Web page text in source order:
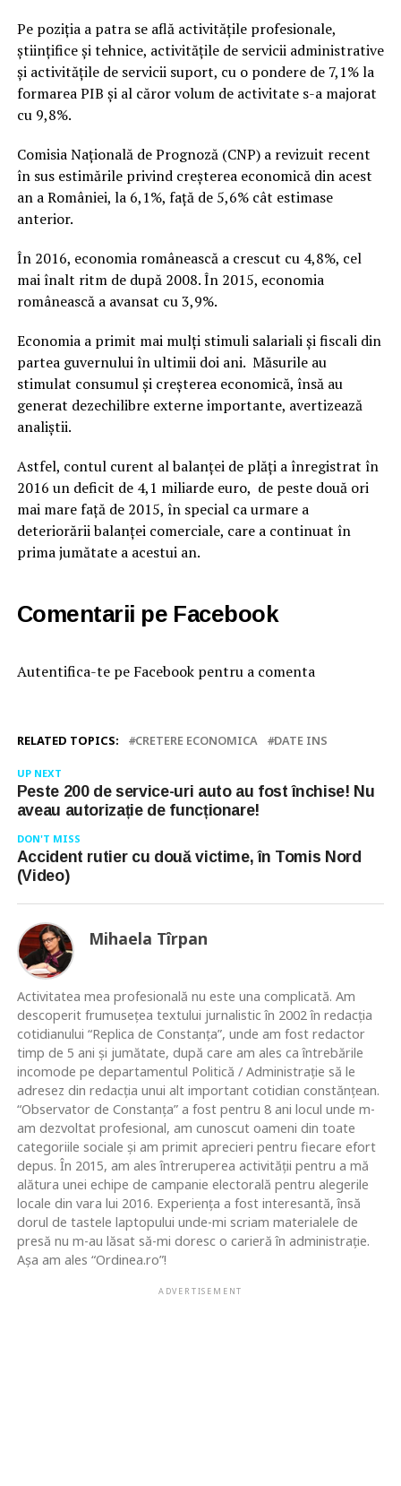
Pe poziţia a patra se află activităţile profesionale,
ştiinţifice şi tehnice, activităţile de servicii administrative
şi activităţile de servicii suport, cu o pondere de 7,1% la
formarea PIB şi al căror volum de activitate s-a majorat
cu 9,8%.
Comisia Naţională de Prognoză (CNP) a revizuit recent
în sus estimările privind creşterea economică din acest
an a României, la 6,1%, faţă de 5,6% cât estimase
anterior.
În 2016, economia românească a crescut cu 4,8%, cel
mai înalt ritm de după 2008. În 2015, economia
românească a avansat cu 3,9%.
Economia a primit mai mulţi stimuli salariali şi fiscali din
partea guvernului în ultimii doi ani. Măsurile au
stimulat consumul şi creşterea economică, însă au
generat dezechilibre externe importante, avertizează
analiştii.
Astfel, contul curent al balanţei de plăţi a înregistrat în
2016 un deficit de 4,1 miliarde euro, de peste două ori
mai mare faţă de 2015, în special ca urmare a
deteriorării balanţei comerciale, care a continuat în
prima jumătate a acestui an.
Comentarii pe Facebook
Autentifica-te pe Facebook pentru a comenta
RELATED TOPICS: CRETERE ECONOMICA DATE INS
UP NEXT
Peste 200 de service-uri auto au fost închise! Nu
aveau autorizație de funcționare!
DON'T MISS
Accident rutier cu două victime, în Tomis Nord
(Video)
Mihaela Tîrpan
Activitatea mea profesională nu este una complicată. Am
descoperit frumusețea textului jurnalistic în 2002 în redacția
cotidianului “Replica de Constanța”, unde am fost redactor
timp de 5 ani și jumătate, după care am ales ca întrebările
incomode pe departamentul Politică / Administrație să le
adresez din redacția unui alt important cotidian constănțean.
“Observator de Constanța” a fost pentru 8 ani locul unde m-
am dezvoltat profesional, am cunoscut oameni din toate
categoriile sociale și am primit aprecieri pentru fiecare efort
depus. În 2015, am ales întreruperea activității pentru a mă
alătura unei echipe de campanie electorală pentru alegerile
locale din vara lui 2016. Experiența a fost interesantă, însă
dorul de tastele laptopului unde-mi scriam materialele de
presă nu m-au lăsat să-mi doresc o carieră în administrație.
Așa am ales “Ordinea.ro”!
ADVERTISEMENT